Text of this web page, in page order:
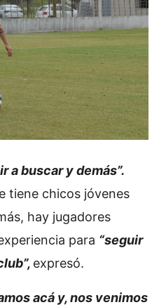
a buscar y demás”.
tiene chicos jóvenes
hay jugadores
para “seguir
expresó.
acá y, nos venimos